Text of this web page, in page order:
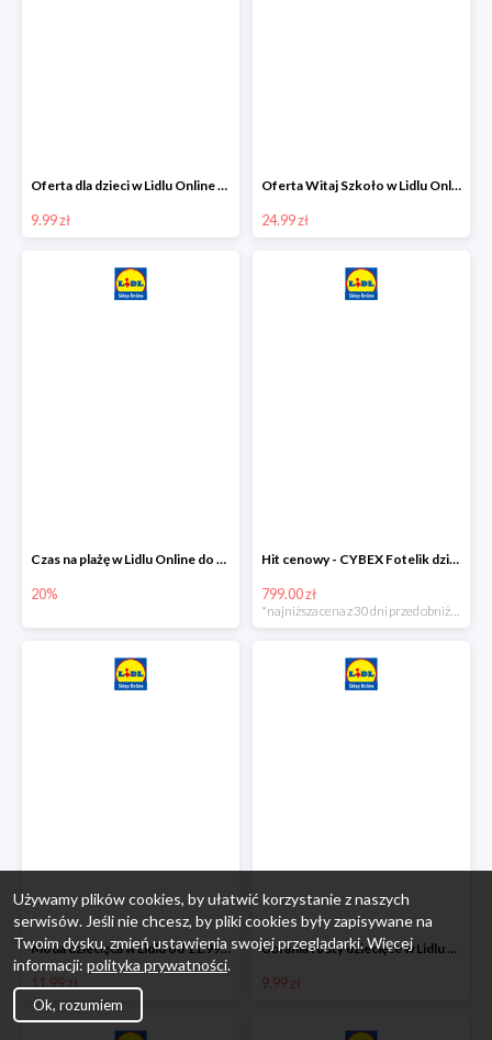
Oferta dla dzieci w Lidlu Online od 9,99 zł
9.99 zł
Oferta Witaj Szkoło w Lidlu Online od 24,99 zł
24.99 zł
Czas na plażę w Lidlu Online do -20%
20%
Hit cenowy - CYBEX Fotelik dziecięcy samochodowy Pallasfix grupa I-III, 9-36 kg
799.00 zł
Moda dziecięca w Lidlu od 11.99 zł
11.99 zł
Ubrania i buty dziecięce w Lidlu Online od 9,99 zł
9.99 zł
Używamy plików cookies, by ułatwić korzystanie z naszych
serwisów. Jeśli nie chcesz, by pliki cookies były zapisywane na
Twoim dysku, zmień ustawienia swojej przeglądarki. Więcej
informacji: polityka prywatności.
Ok, rozumiem